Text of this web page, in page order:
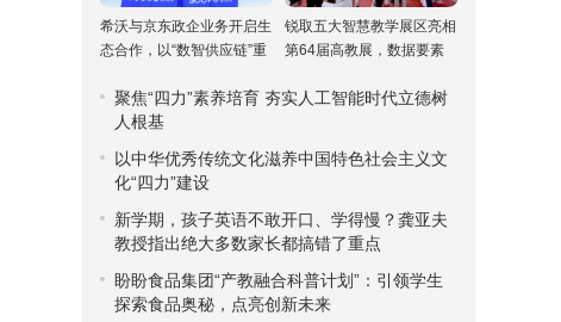
希沃与京东政企业务开启生
态合作，以“数智供应链”重
锐取五大智慧教学展区亮相
第64届高教展，数据要素
聚焦“四力”素养培育 夯实人工智能时代立德树
人根基
以中华优秀传统文化滋养中国特色社会主义文
化“四力”建设
新学期，孩子英语不敢开口、学得慢？龚亚夫
教授指出绝大多数家长都搞错了重点
盼盼食品集团“产教融合科普计划”：引领学生
探索食品奥秘，点亮创新未来